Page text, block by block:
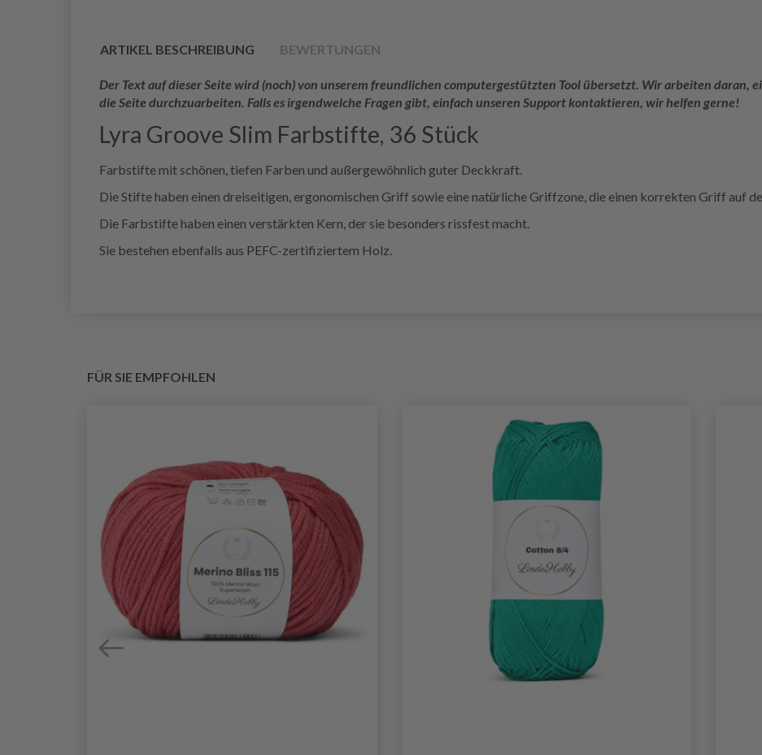
ARTIKEL BESCHREIBUNG BEWERTUNGEN
Der Text auf dieser Seite wird (noch) von unserem freundlichen computergestützten Tool übersetzt. Wir arbeiten daran,
die Seite durchzuarbeiten. Falls es irgendwelche Fragen gibt, einfach unseren Support kontaktieren, wir helfen gerne!
Lyra Groove Slim Farbstifte, 36 Stück
Farbstifte mit schönen, tiefen Farben und außergewöhnlich guter Deckkraft.
Die Stifte haben einen dreiseitigen, ergonomischen Griff sowie eine natürliche Griffzone, die einen korrekten Griff auf
Die Farbstifte haben einen verstärkten Kern, der sie besonders rissfest macht.
Sie bestehen ebenfalls aus PEFC-zertifiziertem Holz.
FÜR SIE EMPFOHLEN